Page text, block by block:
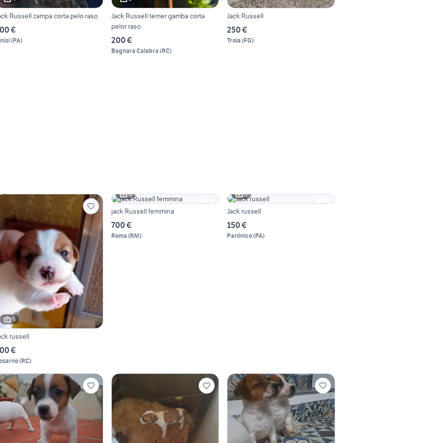
Russell zampa corta pelo raso
€
(PA)
Jack Russell terrier gamba corta
pelor raso
200 €
Bagnara Calabra (RC)
Jack Russell
250 €
Troia (FG)
6
russell
€
(RC)
6
jack Russell femmina
700 €
Roma (RM)
6
Jack russell
150 €
Partinico(PA)